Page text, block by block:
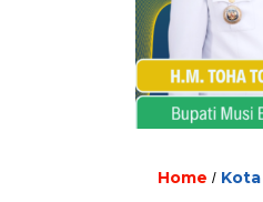
Home /